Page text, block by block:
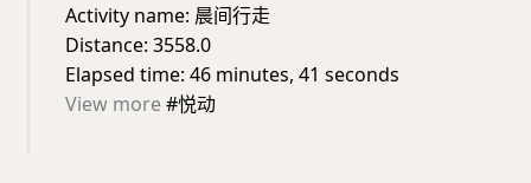
Activity name: 晨间行走
Distance: 3558.0
Elapsed time: 46 minutes, 41 seconds
View more#悦动